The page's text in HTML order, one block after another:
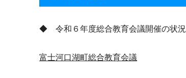
◆ 令和６年度総合教育会議開催の状況
富士河口湖町総合教育会議